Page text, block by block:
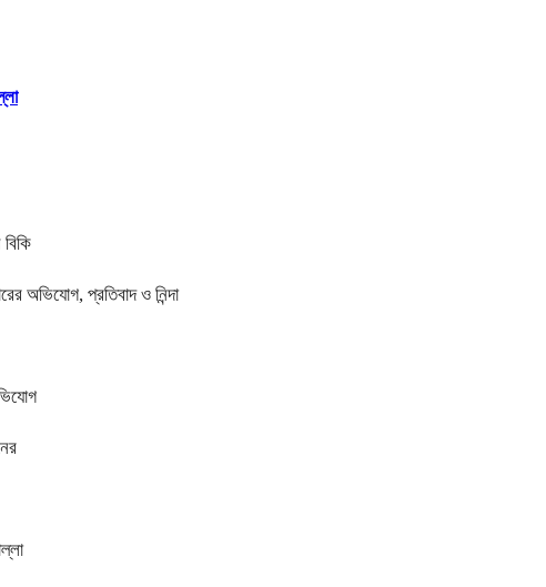
অভিযোগ, প্রতিবাদ ও নিন্দা